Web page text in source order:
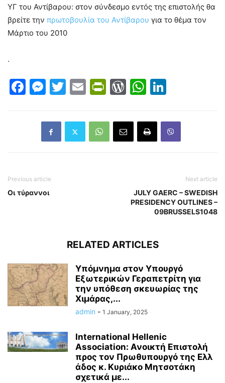
ΥΓ του Αντίβαρου: στον σύνδεσμο εντός της επιστολής θα
βρείτε την πρωτοβουλία του Αντίβαρου για το θέμα τον
Μάρτιο του 2010
.
Facebook
Messenger
Twitter
EmailPrintFriendly
WordPress
WhatsApp
Previous article
Οι τύραννοι
Next article
JULY GAERC – SWEDISH
PRESIDENCY OUTLINES –
09BRUSSELS1048
RELATED ARTICLES
Υπόμνημα στον Υπουργό
Εξωτερικών Γεραπετρίτη για
την υπόθεση σκευωρίας της
Χιμάρας,...
admin - 1 January, 2025
International Hellenic
Association: Ανοικτή Επιστολή
προς τον Πρωθυπουργό της Ελλ
άδος κ. Κυριάκο Μητσοτάκη
σχετικά με...